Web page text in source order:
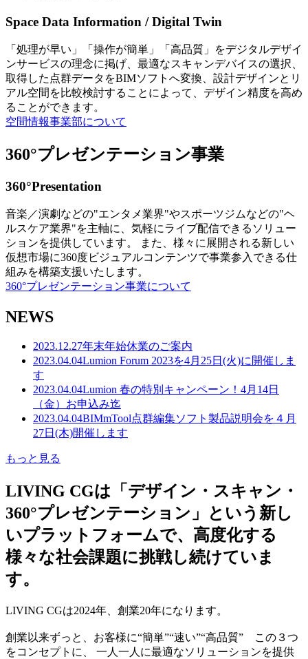
Space Data Information / Digital Twin
「処理が早い」「操作が簡単」「高品質」をデジタルデザイ
ンサービスの理念に掲げ、最適なスキャンデバイスの選択、
取得した点群データをBIMソフトへ変換、設計デザインとリ
アル空間を比較検討することによって、デザイン精度を高め
ることができます。
空間情報事業部について
360°プレゼンテーション事業
360°Presentation
音楽／演劇などの"エンタメ業界"やスポーツジムなどの"ヘ
ルスケア業界"を主軸に、気軽にライブ配信できるソリュー
ションを提供しています。 また、様々に展開される新しい
仮想市場に360度ビジュアルコンテンツで事業参入できる仕
組みを構築支援いたします。
360°プレゼンテーション事業について
NEWS
2023.12.27年末年始休業のご案内
2023.04.04Lumion Forum 2023を4月25日(火)に開催しま
す
2023.04.04Lumion 春の特別キャンペーン！4月14日
（金）お申込み迄
2023.04.04BIMmTool点群編集ソフト製品説明会を４月
27日(木)開催します
もっと見る
LIVING CGは「デザイン・スキャン・
360°プレゼンテーション」という新し
いプラットフォームで、高度化する
様々な社会課題に挑戦し続けていま
す。
LIVING CGは2024年、創業20年になります。
創業以来ずっと、お客様に“簡単”“速い”“高品質” この３つ
をコンセプトに、 一人一人に最適なソリューションを提供